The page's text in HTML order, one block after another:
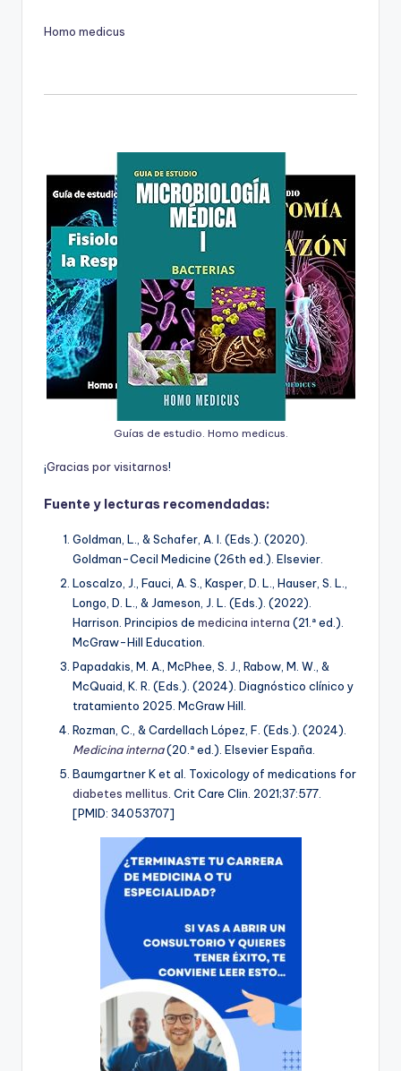
Homo medicus
Guías de estudio. Homo medicus.
¡Gracias porvisitarnos!
Fuente y lecturas recomendadas:
Goldman, L., & Schafer, A. I. (Eds.). (2020).
Goldman-Cecil Medicine (26th ed.). Elsevier.
Loscalzo, J., Fauci, A. S., Kasper, D. L., Hauser, S. L.,
Longo, D. L., & Jameson, J. L. (Eds.). (2022).
Harrison. Principios de medicina interna (21.ª ed.).
McGraw-Hill Education.
Papadakis, M. A., McPhee, S. J., Rabow, M. W., &
McQuaid, K. R. (Eds.). (2024). Diagnóstico clínico y
tratamiento 2025. McGraw Hill.
Rozman, C., & Cardellach López, F. (Eds.). (2024).
Medicina interna(20.ª ed.). Elsevier España.
Baumgartner K et al. Toxicology of medications for
diabetes mellitus. Crit Care Clin. 2021;37:577.
[PMID: 34053707]